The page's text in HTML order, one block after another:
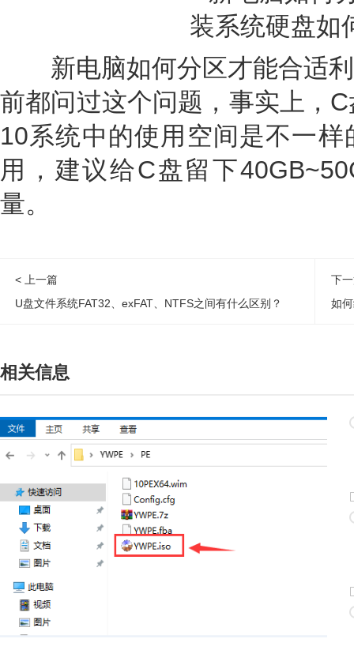
新电脑如何分区才能合适利
前都问过这个问题，事实上，
10系统中的使用空间是不一
用，建议给C盘留下
量。
< 上一篇
U盘文件系统FAT32、exFAT、NTFS之间有什么区别？
下
如
相关信息